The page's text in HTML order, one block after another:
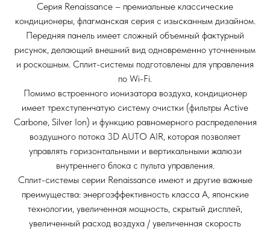
Серия Renaissance – премиальные классические
кондиционеры, флагманская серия с изысканным дизайном.
Передняя панель имеет сложный объемный фактурный
рисунок, делающий внешний вид одновременно уточненным
и роскошным. Сплит-системы подготовлены для управления
по Wi-Fi.
Помимо встроенного ионизатора воздуха, кондиционер
имеет трехступенчатую систему очистки (фильтры Active
Carbone, Silver Ion) и функцию равномерного распределения
воздушного потока 3D AUTO AIR, которая позволяет
управлять горизонтальными и вертикальными жалюзи
внутреннего блока с пульта управления.
Сплит-системы серии Renaissance имеют и другие важные
преимущества: энергоэффективность класса А, японские
технологии, увеличенная мощность, скрытый дисплей,
увеличенный расход воздуха / увеличенная скорость